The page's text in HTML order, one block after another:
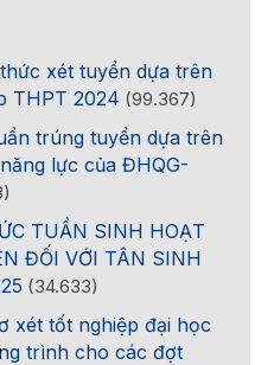
xét tuyển dựa trên
THPT 2024 (99.367)
trúng tuyển dựa trên
lực của ĐHQG-
TUẦN SINH HOẠT
ĐỐI VỚI TÂN SINH
(34.633)
xét tốt nghiệp đại học
trình cho các đợt